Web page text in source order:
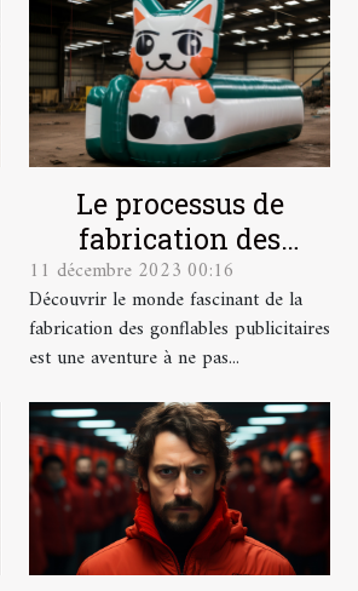
Le processus de
fabrication des
gonflables
publicitaires
11 décembre 2023 00:16
Découvrir le monde fascinant de la
fabrication des gonflables publicitaires
est une aventure à ne pas...